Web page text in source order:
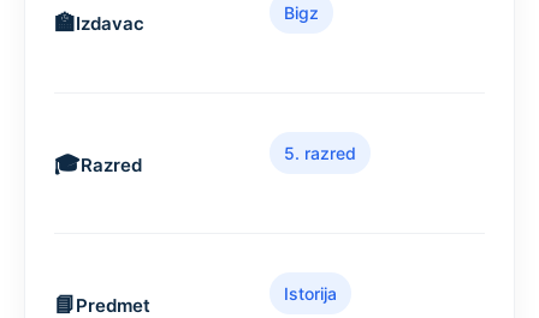
Izdavac
Bigz
Razred
5. razred
Predmet
Istorija